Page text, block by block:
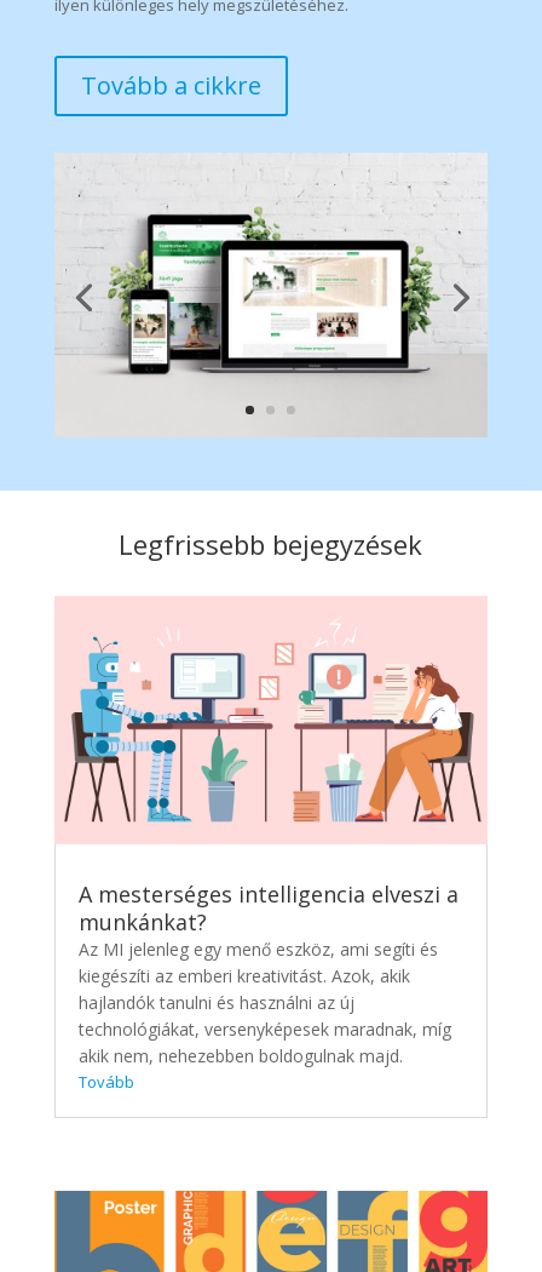
ilyen különleges hely megszületéséhez.
Tovább a cikkre
Legfrissebb bejegyzések
A mesterséges intelligencia elveszi a
munkánkat?
Az MI jelenleg egy menő eszköz, ami segíti és
kiegészíti az emberi kreativitást. Azok, akik
hajlandók tanulni és használni az új
technológiákat, versenyképesek maradnak, míg
akik nem, nehezebben boldogulnak majd.
Tovább